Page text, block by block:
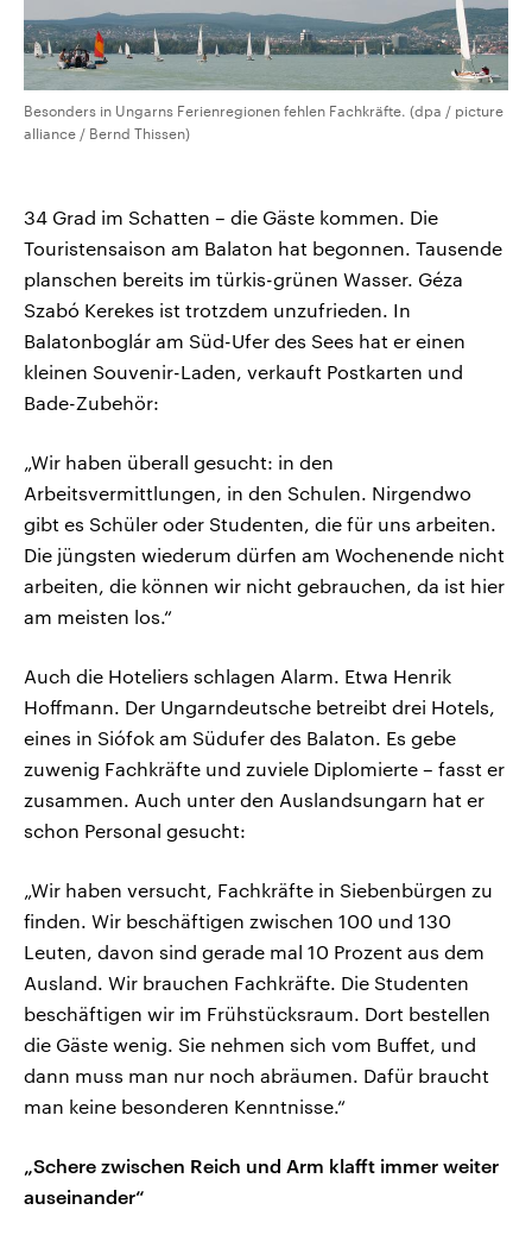
Besonders in Ungarns Ferienregionen fehlen Fachkräfte. (dpa / picture
alliance / Bernd Thissen)
34 Grad im Schatten – die Gäste kommen. Die
Touristensaison am Balaton hat begonnen. Tausende
planschen bereits im türkis-grünen Wasser. Géza
Szabó Kerekes ist trotzdem unzufrieden. In
Balatonboglár am Süd-Ufer des Sees hat er einen
kleinen Souvenir-Laden, verkauft Postkarten und
Bade-Zubehör:
„Wir haben überall gesucht: in den
Arbeitsvermittlungen, in den Schulen. Nirgendwo
gibt es Schüler oder Studenten, die für uns arbeiten.
Die jüngsten wiederum dürfen am Wochenende nicht
arbeiten, die können wir nicht gebrauchen, da ist hier
am meisten los.“
Auch die Hoteliers schlagen Alarm. Etwa Henrik
Hoffmann. Der Ungarndeutsche betreibt drei Hotels,
eines in Siófok am Südufer des Balaton. Es gebe
zuwenig Fachkräfte und zuviele Diplomierte – fasst er
zusammen. Auch unter den Auslandsungarn hat er
schon Personal gesucht:
„Wir haben versucht, Fachkräfte in Siebenbürgen zu
finden. Wir beschäftigen zwischen 100 und 130
Leuten, davon sind gerade mal 10 Prozent aus dem
Ausland. Wir brauchen Fachkräfte. Die Studenten
beschäftigen wir im Frühstücksraum. Dort bestellen
die Gäste wenig. Sie nehmen sich vom Buffet, und
dann muss man nur noch abräumen. Dafür braucht
man keine besonderen Kenntnisse.“
„Schere zwischen Reich und Arm klafft immer weiter
auseinander“